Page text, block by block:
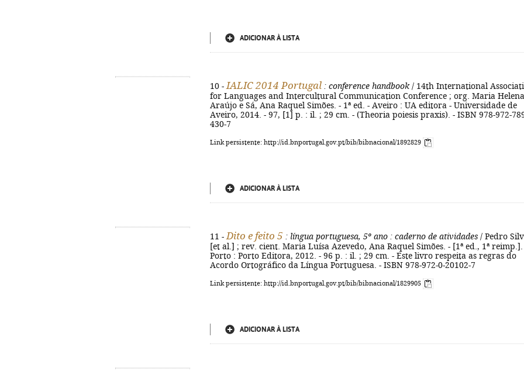
ADICIONAR À LISTA
10 - IALIC 2014 Portugal : conference handbook/ 14th International
for Languages and Intercultural Communication Conference ; org. Maria Helena
Araújo e Sá, Ana Raquel Simões. - 1ª ed. - Aveiro : UA editora - Universidade de
Aveiro, 2014. - 97, [1] p. : il. ; 29 cm. - (Theoria poiesis praxis). - ISBN 978-972-
430-7
Link persistente: http://id.bnportugal.gov.pt/bib/bibnacional/1892829
ADICIONAR À LISTA
11 - Dito e feito 5 : língua portuguesa, 5º ano : caderno de atividades / Pedro
[et al.] ; rev. cient. Maria Luísa Azevedo, Ana Raquel Simões. - [1ª ed., 1ª reimp.].
Porto : Porto Editora, 2012. - 96 p. : il. ; 29 cm. - Este livro respeita as regras do
Acordo Ortográfico da Língua Portuguesa. - ISBN 978-972-0-20102-7
Link persistente: http://id.bnportugal.gov.pt/bib/bibnacional/1829905
ADICIONAR À LISTA